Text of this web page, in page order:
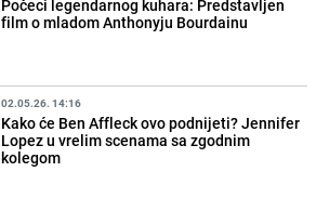
Počeci legendarnog kuhara: Predstavljen
film o mladom Anthonyju Bourdainu
02.05.26. 14:16
Kako će Ben Affleck ovo podnijeti? Jennifer
Lopez u vrelim scenama sa zgodnim
kolegom